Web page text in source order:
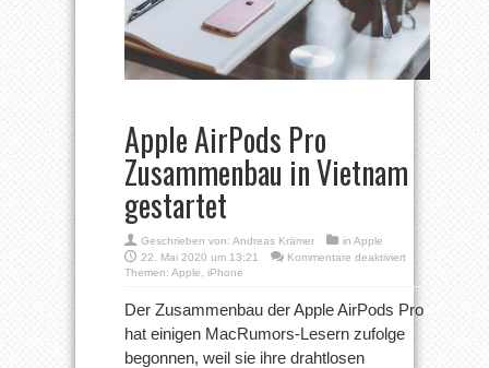
Apple AirPods Pro
Zusammenbau in Vietnam
gestartet
Geschrieben von: Andreas Krämer in Apple
22. Mai 2020 um 13:21
Kommentare deaktiviertfür
AirPods
Pro
Zusammenbau
Vietnam
Themen: Apple iPhone
Der Zusammenbau der Apple AirPods Pro
hat einigen MacRumors-Lesern zufolge
begonnen, weil sie ihre drahtlosen